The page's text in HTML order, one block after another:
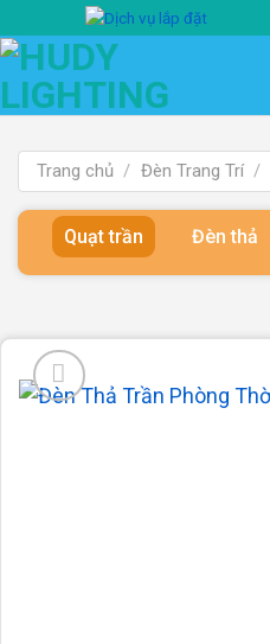
qua
nội
dung
Trang chủ / Đèn Trang Trí /
Quạt trần Đèn thả